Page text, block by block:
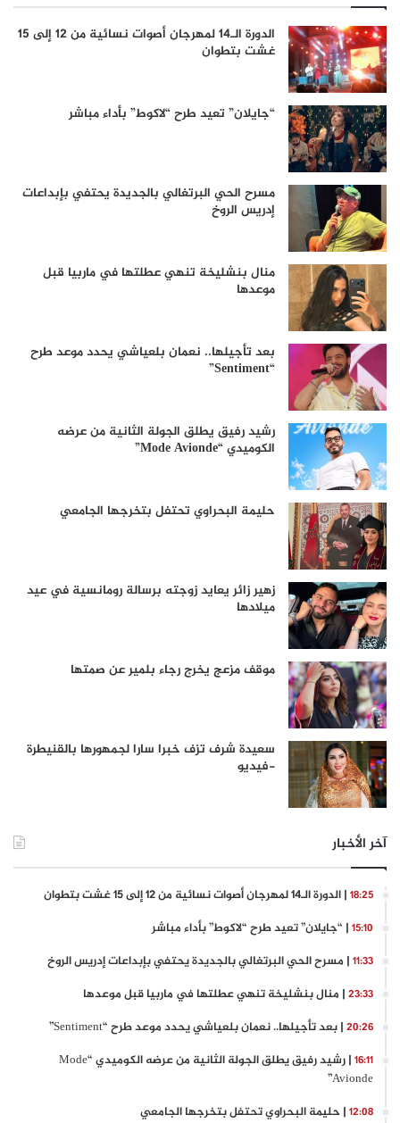
الدورة الـ14 لمهرجان أصوات نسائية من 12 إلى 15
غشت بتطوان
“جايلان” تعيد طرح “لاكوط” بأداء مباشر
مسرح الحي البرتغالي بالجديدة يحتفي بإبداعات
إدريس الروخ
منال بنشليخة تنهي عطلتها في ماربيا قبل
موعدها
بعد تأجيلها.. نعمان بلعياشي يحدد موعد طرح
“Sentiment”
رشيد رفيق يطلق الجولة الثانية من عرضه
الكوميدي “Mode Avionde”
حليمة البحراوي تحتفل بتخرجها الجامعي
زهير زائر يعايد زوجته برسالة رومانسية في عيد
ميلادها
موقف مزعج يخرج رجاء بلمير عن صمتها
سعيدة شرف تزف خبرا سارا لجمهورها بالقنيطرة
-فيديو
آخر الأخبار
18:25 | الدورة الـ14 لمهرجان أصوات نسائية من 12 إلى 15 غشت بتطوان
15:10 | “جايلان” تعيد طرح “لاكوط” بأداء مباشر
11:33 | مسرح الحي البرتغالي بالجديدة يحتفي بإبداعات إدريس الروخ
23:33 | منال بنشليخة تنهي عطلتها في ماربيا قبل موعدها
20:26 | بعد تأجيلها.. نعمان بلعياشي يحدد موعد طرح “Sentiment”
16:11
| رشيد رفيق يطلق الجولة الثانية من عرضه الكوميدي “Mode
Avionde”
12:08 | حليمة البحراوي تحتفل بتخرجها الجامعي